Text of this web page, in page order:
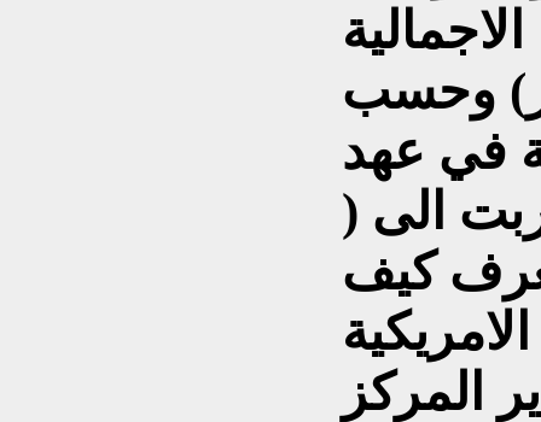
دولار) وحسب
في عهد
الى (
يعرف كيف
المركز